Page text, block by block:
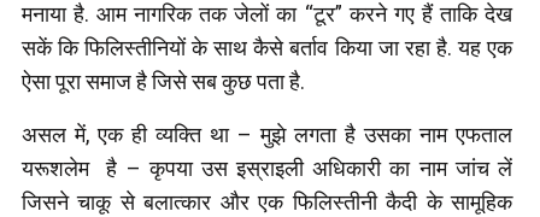
मनाया है. आम नागरिक तक जेलों का “टूर” करने गए हैं ताकि देख
सकें कि फिलिस्तीनियों के साथ कैसे बर्ताव किया जा रहा है. यह एक
ऐसा पूरा समाज है जिसे सब कुछ पता है.
असल में, एक ही व्यक्ति था – मुझे लगता है उसका नाम एफताल
यरूशलेम है – कृपया उस इस्राइली अधिकारी का नाम जांच लें
जिसने चाकू से बलात्कार और एक फिलिस्तीनी कैदी के सामूहिक